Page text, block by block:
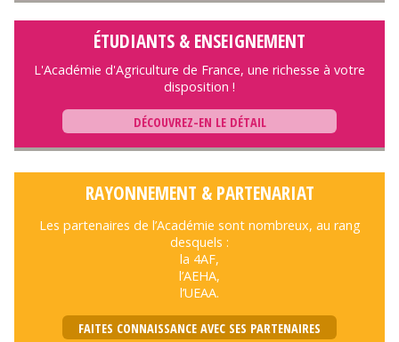
ÉTUDIANTS & ENSEIGNEMENT
L'Académie d'Agriculture de France, une richesse à votre
disposition !
DÉCOUVREZ-EN LE DÉTAIL
RAYONNEMENT & PARTENARIAT
Les partenaires de l’Académie sont nombreux, au rang
desquels :
la 4AF,
l’AEHA,
l’UEAA.
FAITES CONNAISSANCE AVEC SES PARTENAIRES